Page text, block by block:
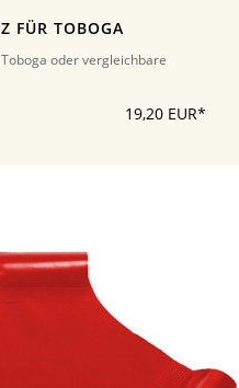
FÜR TOBOGA
oder vergleichbare
19,20 EUR*